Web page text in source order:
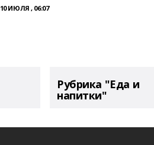
10 ИЮЛЯ , 06:07
Рубрика "Еда и
напитки"